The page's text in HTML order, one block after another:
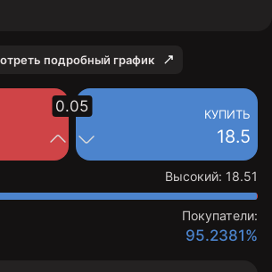
подробный график
КУПИТЬ
18.5
0.05
Высокий: 18.51
Покупатели:
95.2381%